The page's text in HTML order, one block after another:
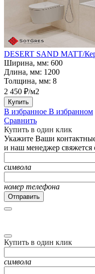
DESERT SAND MATT/
Ширина, мм: 600
Длина, мм: 1200
Толщина, мм: 8
2 450 ₽/м2
Купить
В избранное В избранном
Сравнить
Купить в один клик
Укажите Ваши
и наш менеджер свяжется
символа
номер телефона
Купить в один клик
символа